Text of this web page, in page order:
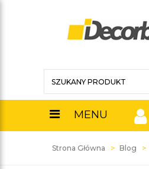
MENU
Strona Główna Blog